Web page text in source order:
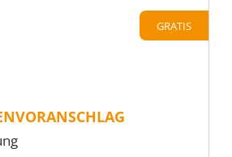
GRATIS